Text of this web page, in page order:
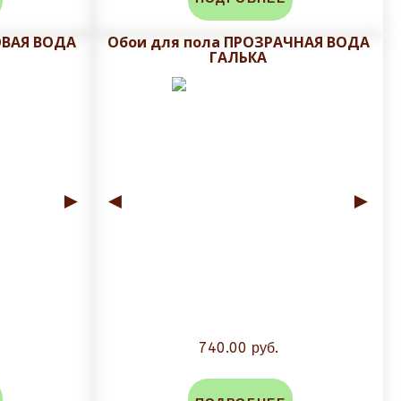
сроки доставки!
ВОДА
►
Обои для пола ПРОЗРАЧНАЯ ВОДА
ГАЛЬКА
◄ ►
740.00 руб.